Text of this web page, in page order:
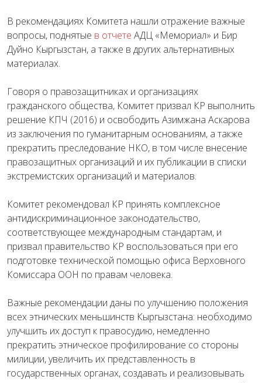
В рекомендациях Комитета нашли отражение важные
вопросы, поднятые в отчете АДЦ «Мемориал» и Бир
Дуйно Кыргызстан, а также в других альтернативных
материалах.
Говоря о правозащитниках и организациях
гражданского общества, Комитет призвал КР выполнить
решение КПЧ (2016) и освободить Азимжана Аскарова
из заключения по гуманитарным основаниям, а также
прекратить преследование НКО, в том числе внесение
правозащитных организаций и их публикации в списки
экстремистских организаций и материалов.
Комитет рекомендовал КР принять комплексное
антидискриминационное законодательство,
соответствующее международным стандартам, и
призвал правительство КР воспользоваться при его
подготовке технической помощью офиса Верховного
Комиссара ООН по правам человека.
Важные рекомендации даны по улучшению положения
всех этнических меньшинств Кыргызстана: необходимо
улучшить их доступ к правосудию, немедленно
прекратить этническое профилирование со стороны
милиции, увеличить их представленность в
государственных органах, создавать и реализовывать